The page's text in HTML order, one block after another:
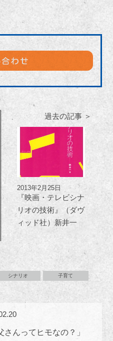
過去の記事 ＞
2013年2月25日
『映画・テレビシナ
リオの技術』（ダヴ
ィッド社）新井一
シナリオ 子育て
さんってヒモなの？」